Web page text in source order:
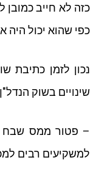
כזה לא חייב כמובן
כפי שהוא יכול היה
נכון לזמן כתיבת
שינויים בשוק
– פטור ממס שבח
למשקיעים רבים למכור